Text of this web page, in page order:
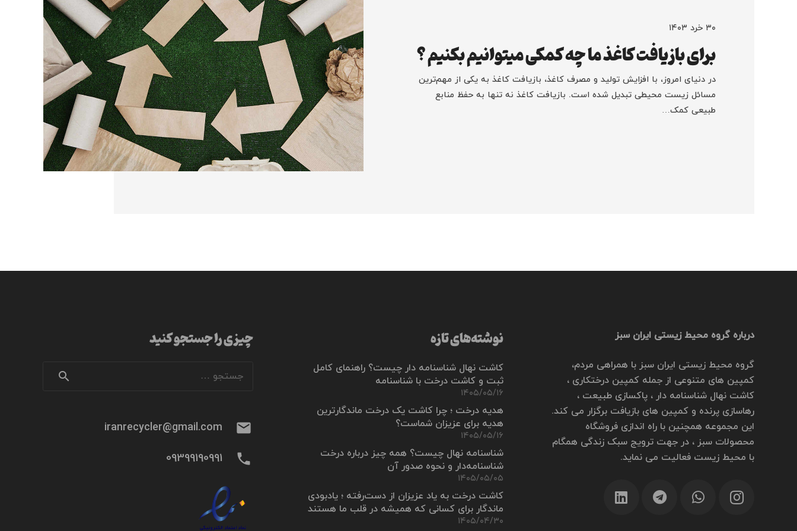
۳۰ خرد ۱۴۰۳
برای بازیافت کاغذ ما چه کمکی میتوانیم بکنیم ؟
در دنیای امروز، با افزایش تولید و مصرف کاغذ، بازیافت کاغذ به یکی از مهم‌ترین
مسائل زیست محیطی تبدیل شده است. بازیافت کاغذ نه تنها به حفظ منابع
طبیعی کمک…
درباره گروه محیط زیستی ایران سبز
گروه محیط زیستی ایران سبز با همراهی مردم،
کمپین های متنوعی از جمله کمپین درختکاری ،
کاشت نهال شناسنامه دار ، پاکسازی طبیعت ،
رهاسازی پرنده و کمپین های بازیافت برگزار می کند.
این مجموعه همچنین با راه اندازی فروشگاه
محصولات سبز ، در جهت ترویج سبک زندگی همگام
با محیط زیست فعالیت می نماید.
نوشته‌های تازه
کاشت نهال شناسنامه دار چیست؟ راهنمای کامل
ثبت و کاشت درخت با شناسنامه
۱۴۰۵/۰۵/۱۶
هدیه درخت ؛ چرا کاشت یک درخت ماندگارترین
هدیه برای عزیزان شماست؟
۱۴۰۵/۰۵/۱۶
شناسنامه نهال چیست؟ همه چیز درباره درخت
شناسنامه‌دار و نحوه صدور آن
۱۴۰۵/۰۵/۰۵
کاشت درخت به یاد عزیزان از دست‌رفته ؛ یادبودی
ماندگار برای کسانی که همیشه در قلب ما هستند
۱۴۰۵/۰۴/۳۰
چیزی را جستجو کنید
برای:
mail
iranrecycler@gmail.com
phone
09399190991